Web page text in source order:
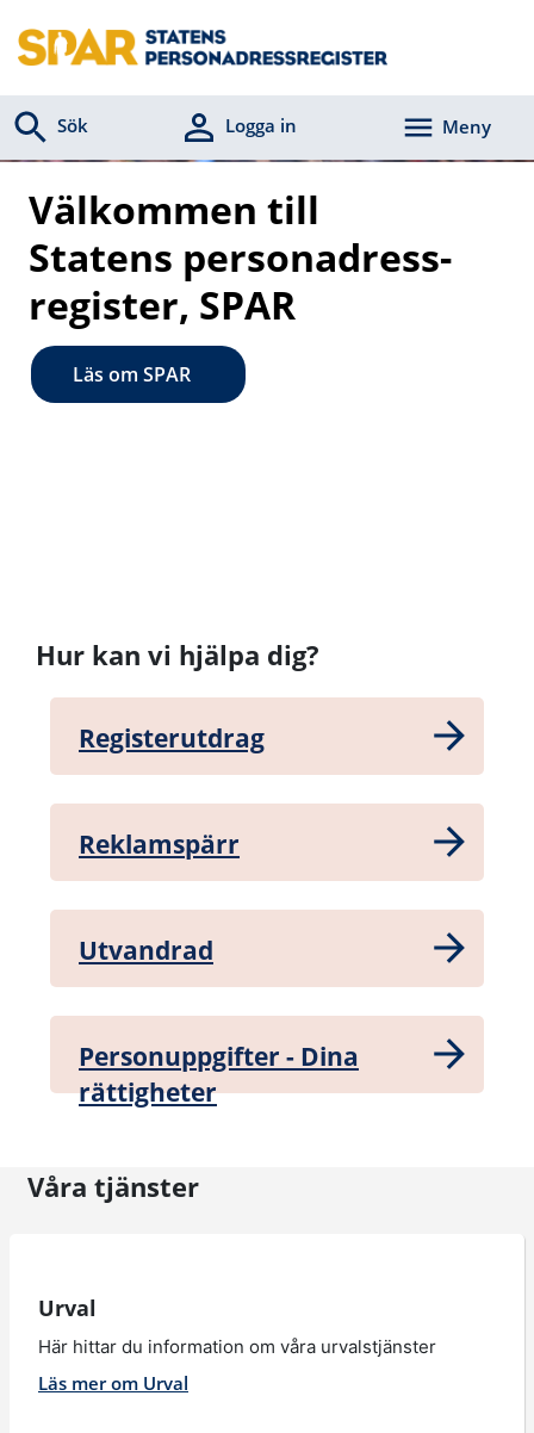
Sök Logga in Meny
Välkommen till
Statens person­adress­
register, SPAR
Läs om SPAR
Hur kan vi hjälpa dig?
Registerutdrag
Reklamspärr
Utvandrad
Personuppgifter - Dina
rättigheter
Våra tjänster
Urval
Här hittar du information om våra urvalstjänster
Läs mer om Urval